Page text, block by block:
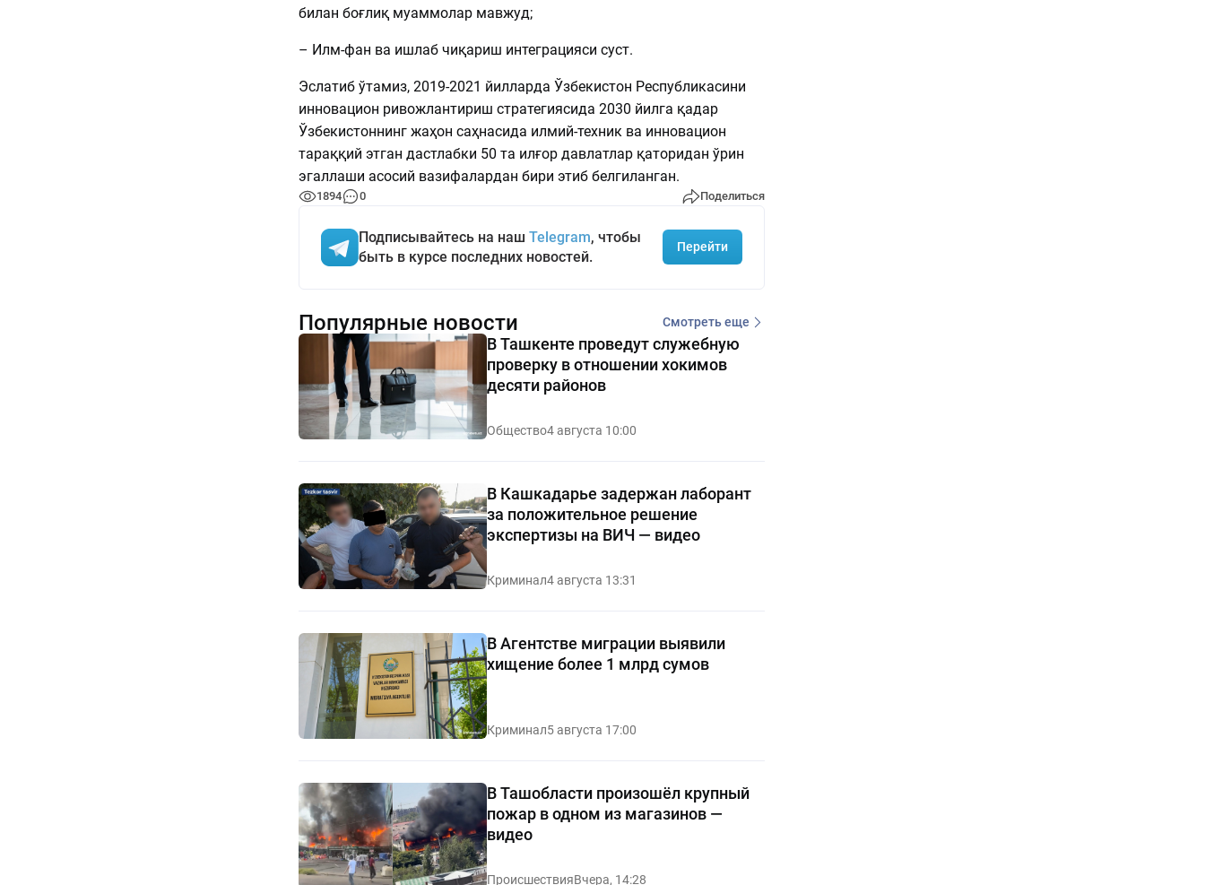
билан боғлиқ муаммолар мавжуд;
– Илм-фан ва ишлаб чиқариш интеграцияси суст.
Эслатиб ўтамиз, 2019-2021 йилларда Ўзбекистон Республикасини
инновацион ривожлантириш стратегиясида 2030 йилга қадар
Ўзбекистоннинг жаҳон саҳнасида илмий-техник ва инновацион
тараққий этган дастлабки 50 та илғор давлатлар қаторидан ўрин
эгаллаши асосий вазифалардан бири этиб белгиланган.
1894 0 Поделиться
Подписывайтесь на наш Telegram, чтобы
быть в курсе последних новостей.
Перейти
Популярные новости Смотреть еще
В Ташкенте проведут служебную
проверку в отношении хокимов
десяти районов
Общество4 августа 10:00
В Кашкадарье задержан лаборант
за положительное решение
экспертизы на ВИЧ — видео
Криминал4 августа 13:31
В Агентстве миграции выявили
хищение более 1 млрд сумов
Криминал5 августа 17:00
В Ташобласти произошёл крупный
пожар в одном из магазинов —
видео
ПроисшествияВчера, 14:28